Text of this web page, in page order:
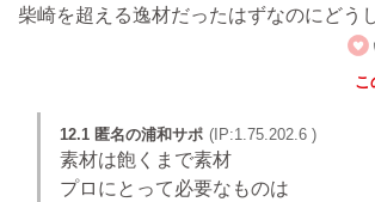
柴崎を超える逸材だったはずなのにどう
こ
12.1 匿名の浦和サポ (IP:1.75.202.6 )
素材は飽くまで素材
プロにとって必要なものは